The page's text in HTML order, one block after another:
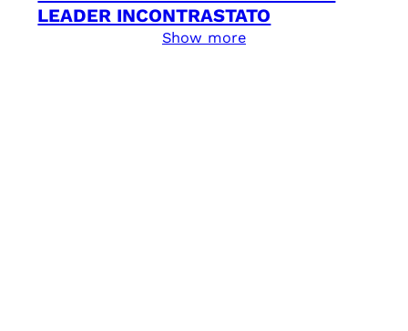
LEADER INCONTRASTATO
Show more